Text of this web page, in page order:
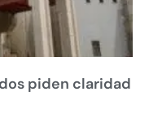
piden claridad